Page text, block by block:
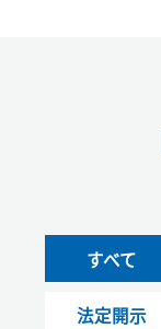
すべて
法定開示